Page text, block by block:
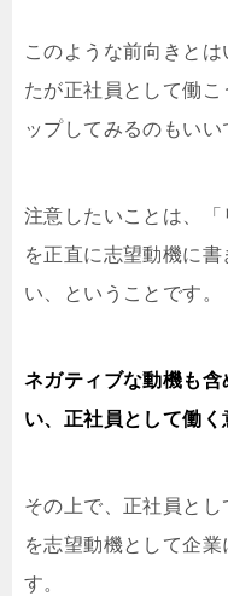
このような前向きと
たが正社員として働
ップしてみるのもいい
注意したいことは、
を正直に志望動機に
い、ということです。
ネガティブな動機も
い、正社員として働く
その上で、正社員と
を志望動機として企
す。